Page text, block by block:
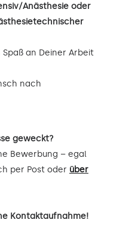
Anästhesie oder
an Deiner Arbeit
nach
geweckt?
Bewerbung – egal
per Post oder über
Kontaktaufnahme!